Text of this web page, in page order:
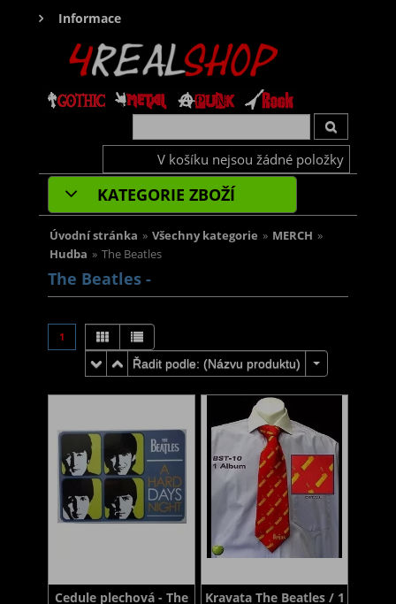
Informace
V košíku nejsou žádné položky
KATEGORIE ZBOŽÍ
Úvodní stránka » Všechny kategorie » MERCH »
Hudba » The Beatles
The Beatles -
1
Řadit podle: (Názvu produktu)
Cedule plechová - The
Kravata The Beatles / 1